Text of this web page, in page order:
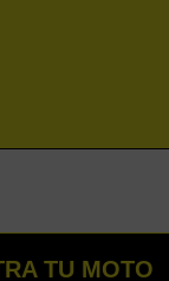
TU MOTO